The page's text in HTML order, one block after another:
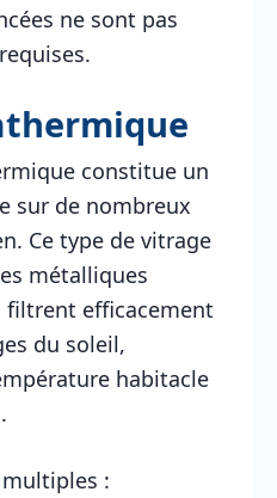
ne sont pas
constitue un
sur de nombreux
Ce type de vitrage
métalliques
filtrent efficacement
du soleil,
habitacle
: